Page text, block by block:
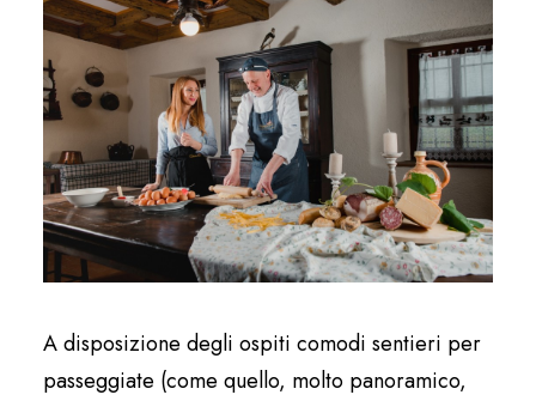
A disposizione degli ospiti comodi sentieri per
passeggiate (come quello, molto panoramico,